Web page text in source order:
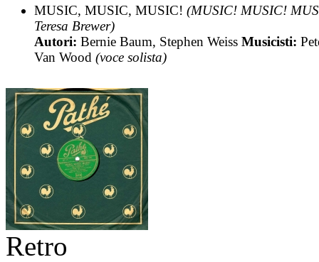
MUSIC, MUSIC, MUSIC! (MUSIC! MUSIC!
Teresa Brewer)
Autori: Bernie Baum, Stephen Weiss Musicisti:
Van Wood (voce solista)
Retro